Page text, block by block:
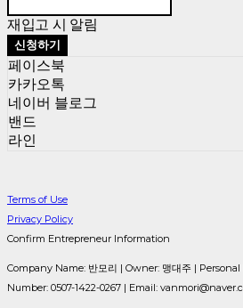
재입고 시 알림
신청하기
페이스북
카카오톡
네이버 블로그
밴드
라인
Terms of Use
Privacy Policy
Confirm Entrepreneur Information
Company Name: 반모리 | Owner: 맹대주 |
Number: 0507-1422-0267 | Email: